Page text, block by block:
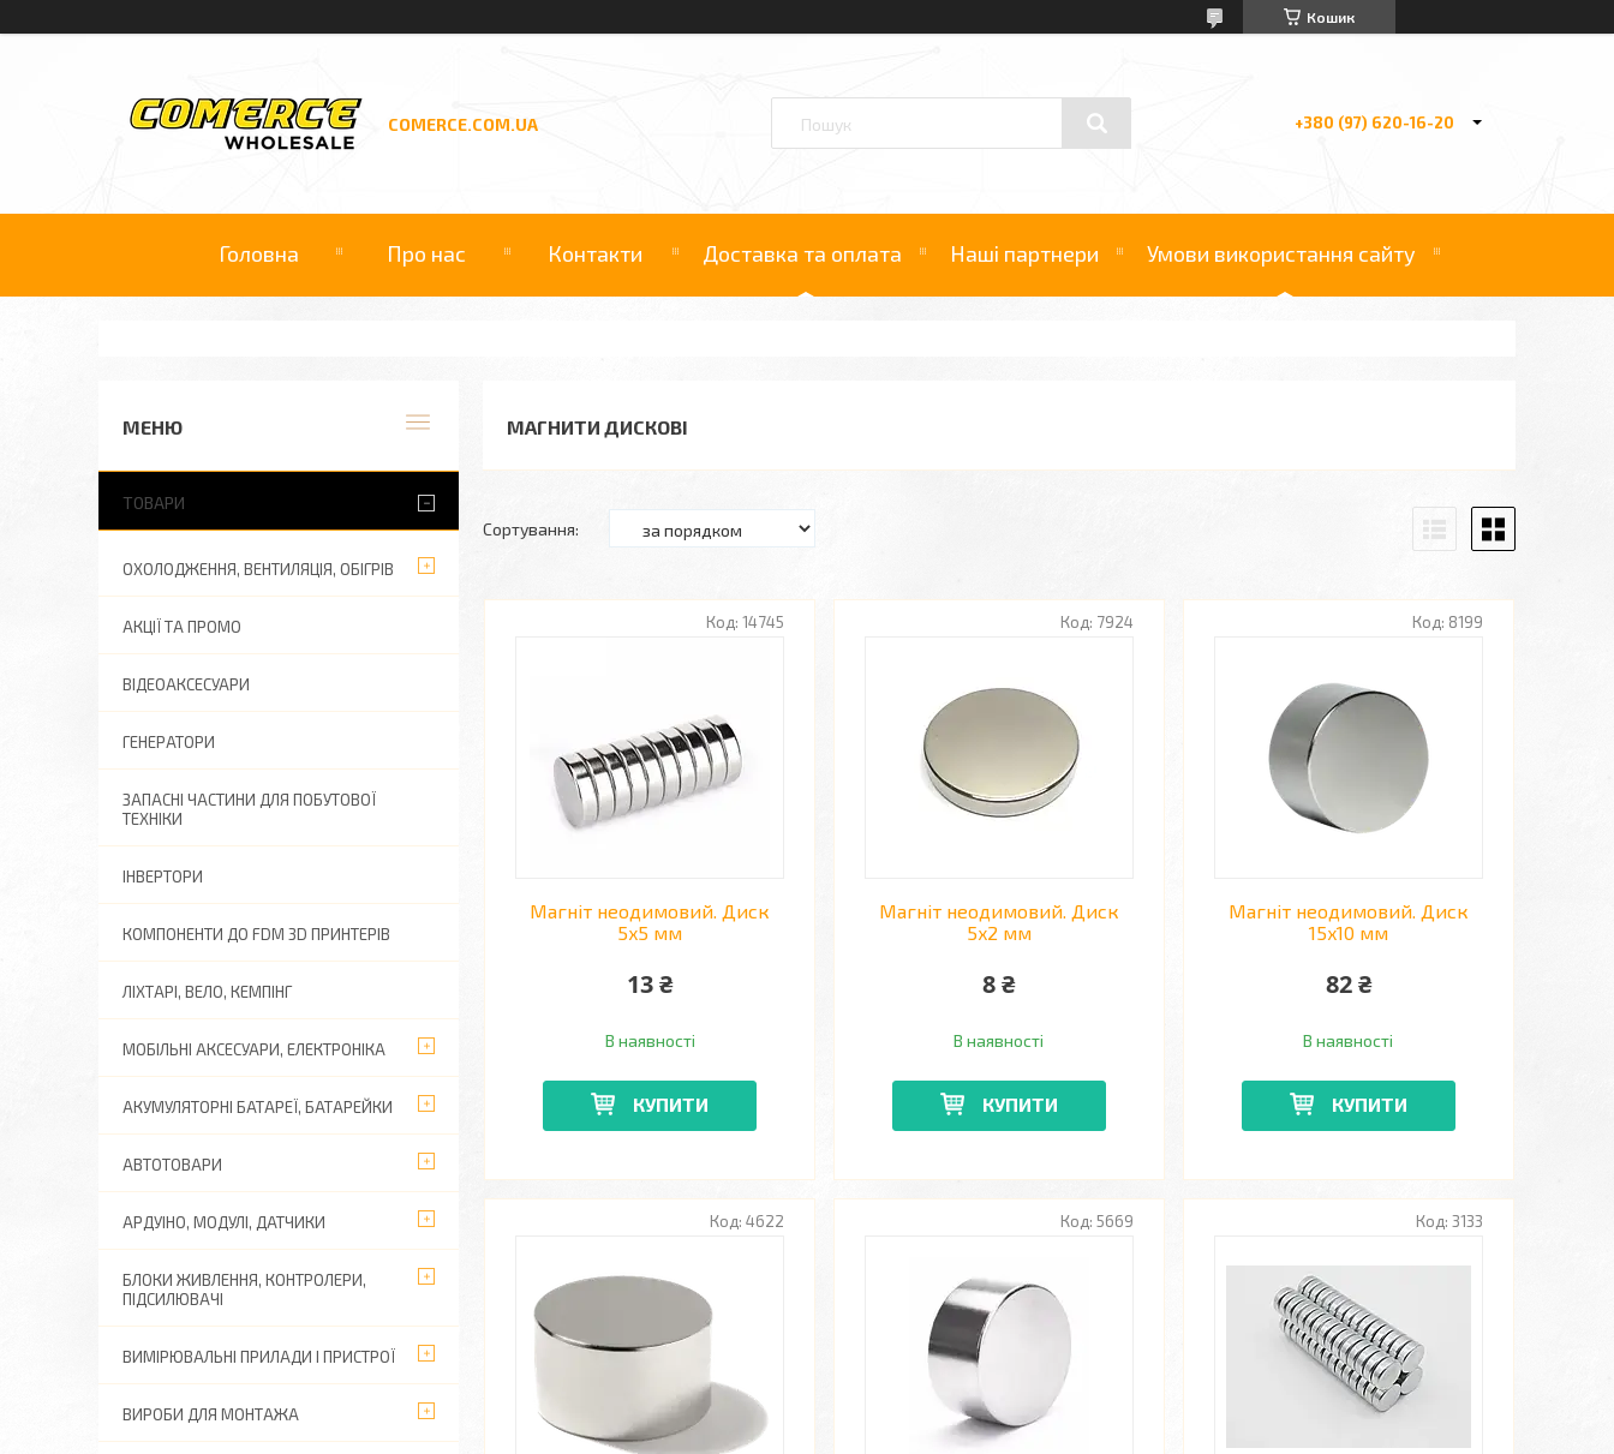
Кошик
COMERCE.COM.UA +380 (97) 620-16-20
Головна Про нас Контакти Доставка та оплата Наші партнери Умови використання сайту
МАГНИТИ ДИСКОВІ
14745
Магніт неодимовий. Диск
5x5 мм
13 ₴
В наявності
КУПИТИ
7924
Магніт неодимовий. Диск
5x2 мм
8 ₴
В наявності
КУПИТИ
8199
Магніт неодимовий. Диск
15x10 мм
82 ₴
В наявності
КУПИТИ
4622 5669 3133
ТОВАРИ
ОХОЛОДЖЕННЯ, ВЕНТИЛЯЦІЯ, ОБІГРІВ
АКЦІЇ ТА ПРОМО
ВІДЕОАКСЕСУАРИ
ГЕНЕРАТОРИ
ЗАПАСНІ ЧАСТИНИ ДЛЯ ПОБУТОВОЇ
ТЕХНІКИ
ІНВЕРТОРИ
КОМПОНЕНТИ ДО FDM 3D ПРИНТЕРІВ
ЛІХТАРІ, ВЕЛО, КЕМПІНГ
МОБІЛЬНІ АКСЕСУАРИ, ЕЛЕКТРОНІКА
АКУМУЛЯТОРНІ БАТАРЕЇ, БАТАРЕЙКИ
АВТОТОВАРИ
АРДУІНО, МОДУЛІ, ДАТЧИКИ
БЛОКИ ЖИВЛЕННЯ, КОНТРОЛЕРИ,
ПІДСИЛЮВАЧІ
ВИМІРЮВАЛЬНІ ПРИЛАДИ І ПРИСТРОЇ
ВИРОБИ ДЛЯ МОНТАЖА